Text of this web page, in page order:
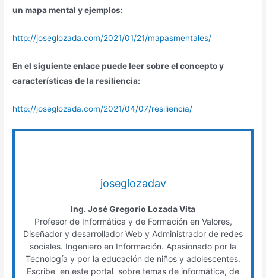
un mapa mental y ejemplos:
http://joseglozada.com/2021/01/21/mapasmentales/
En el siguiente enlace puede leer sobre el concepto y
características de la resiliencia:
http://joseglozada.com/2021/04/07/resiliencia/
joseglozadav
Ing. José Gregorio Lozada Vita
Profesor de Informática y de Formación en Valores,
Diseñador y desarrollador Web y Administrador de redes
sociales. Ingeniero en Información. Apasionado por la
Tecnología y por la educación de niños y adolescentes.
Escribe en este portal sobre temas de informática, de